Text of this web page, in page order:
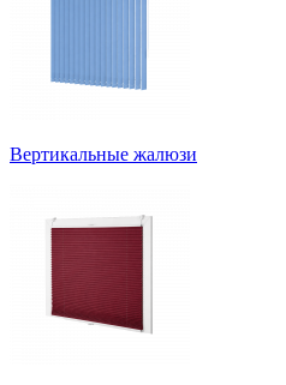
Вертикальные жалюзи